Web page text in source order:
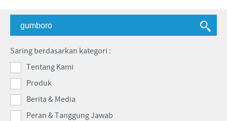
Produksi
Keberadaan Ceva di dunia
Sapi
Informasi lain
Berita Kegiatan
PERAN & TANGGUNG JAWAB
Fokus pada peranan
Kerja sama bisnis dan ilmiah
Kontribusi
Program pendukung
KARIR
Pekerjaan utama kami
Lowongan Pekerjaan
Saring berdasarkan kategori :
Tentang Kami
Produk
Berita & Media
Peran & Tanggung Jawab